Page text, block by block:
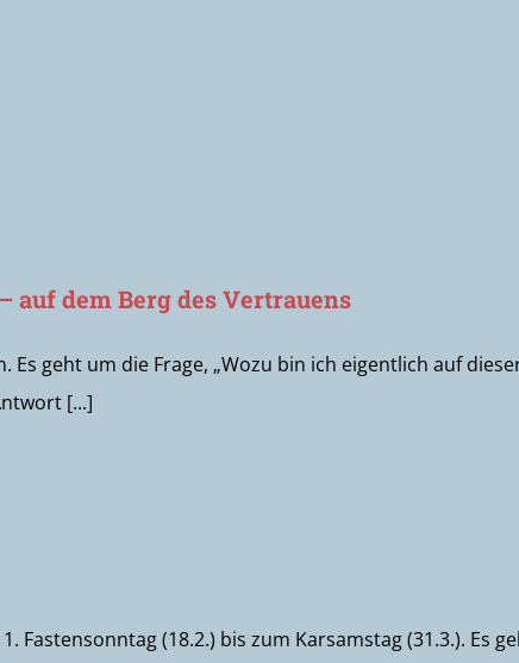
auf dem Berg des Vertrauens
Es geht um die Frage, „Wozu bin ich eigentlich auf
[...]
Fastensonntag (18.2.) bis zum Karsamstag (31.3.). Es